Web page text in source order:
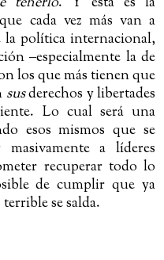
cada vez más van a
la política internacional,
‒especialmente la de
los que más tienen que
susderechos y libertades
Lo cual será una
esos mismos que se
a líderes
recuperar todo lo
de cumplir que ya
se salda.